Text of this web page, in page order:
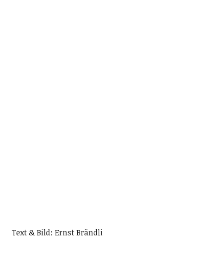
Text & Bild: Ernst Brändli